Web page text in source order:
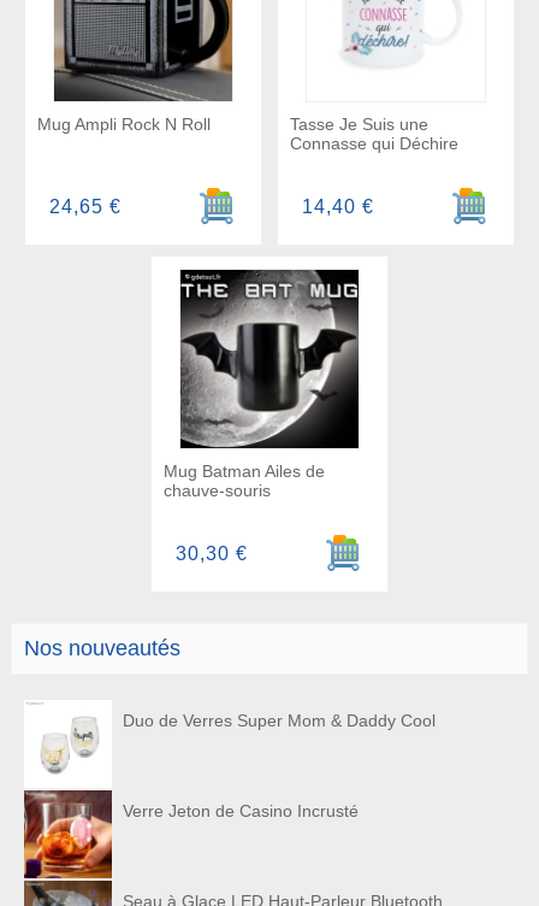
Nos nouveautés
Duo de Verres Super Mom & Daddy Cool
Verre Jeton de Casino Incrusté
Seau à Glace LED Haut-Parleur Bluetooth
Mug Ampli Rock N Roll
Ajouter au panier
24,65 €
Tasse Je Suis une
Connasse qui Déchire
Ajouter
14,40 €
Mug Batman Ailes de
chauve-souris
Ajouter au panier
30,30 €